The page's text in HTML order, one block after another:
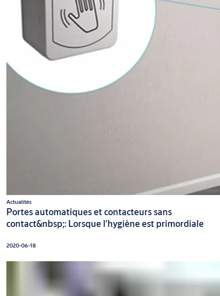
Actualités
Portes automatiques et contacteurs sans
contact&nbsp;: Lorsque l’hygiène est primordiale
2020-06-18